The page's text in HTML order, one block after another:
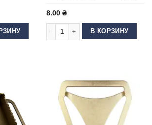
(Клипса) для подтяжек 15 мм Никель
8.00 ₴
Количество товара Застежка
В КОРЗИНУ